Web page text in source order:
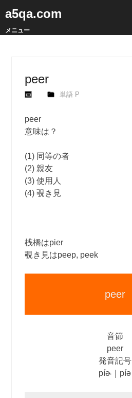
a5qa.com
メニュー
peer
単語 P
peer
意味は？
(1) 同等の者
(2) 親友
(3) 使用人
(4) 覗き見
桟橋はpier
覗き見はpeep, peek
peer
音節
peer
発音記号
píɚ｜píə